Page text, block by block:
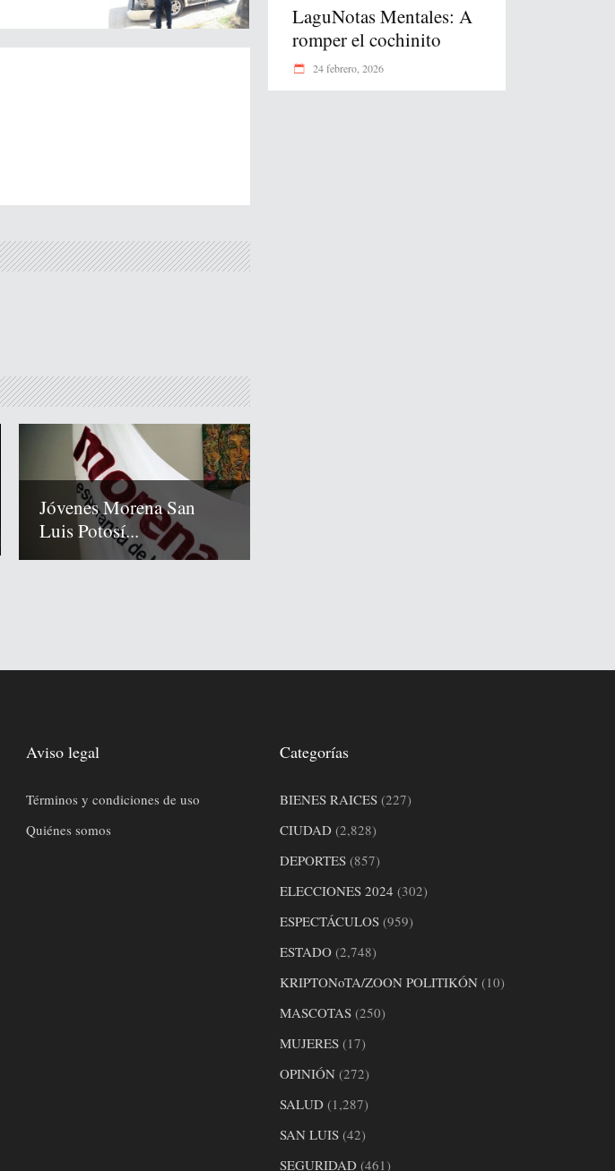
Jóvenes Morena San
Luis Potosí...
LaguNotas Mentales: A
romper el cochinito
24 febrero, 2026
Aviso legal
Términos y condiciones de uso
Quiénes somos
Categorías
BIENES RAICES(227)
CIUDAD(2,828)
DEPORTES(857)
ELECCIONES 2024 (302)
ESPECTÁCULOS(959)
ESTADO(2,748)
KRIPTONoTA/ZOON POLITIKÓN(10)
MASCOTAS(250)
MUJERES(17)
OPINIÓN(272)
SALUD(1,287)
SAN LUIS(42)
SEGURIDAD(461)